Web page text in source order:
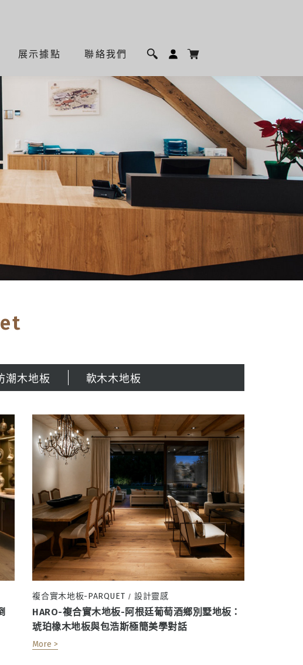
展示據點 聯絡我們
潮木地板 軟木木地板
複合實木地板-PARQUET / 設計靈感
HARO-複合實木地板-阿根廷葡萄酒鄉別墅地板：
琥珀橡木地板與包浩斯極簡美學對話
More >